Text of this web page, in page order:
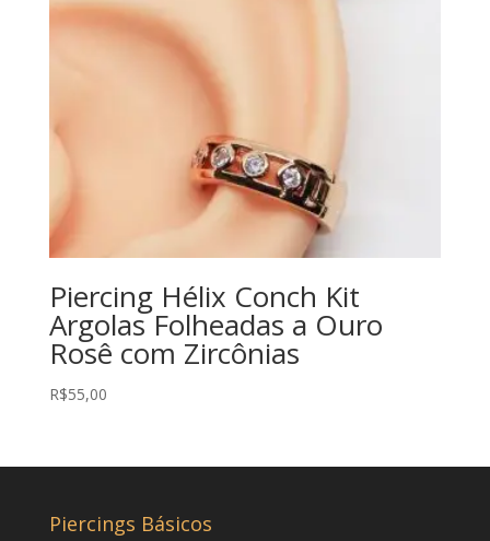
Piercing Hélix Conch Kit
Argolas Folheadas a Ouro
Rosê com Zircônias
R$55,00
Piercings Básicos